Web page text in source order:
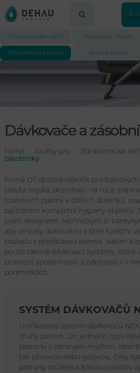
E-
Zařízení sociální péče Restaurace, hotely
Zdravotnická zařízení Veřejná správa
Dávkovače a
home Služby pro Zdravotnická
zásobníky
Firma DT dodává několik produktových
tekutá mýdla, dezinfekcí na ruce,
toaletních papírů a dalších doplňků,
zajištěním kompletní hygieny objektů.
svým designem, technickým či
aby se staly dokonalou a plně funkční
souladu s představou klienta. Našim
pouze takové dávkovací systémy, které
provozní spolehlivostí a odolností i v
podmínkách.
SYSTÉM DÁVKOVAČŮ
Unifikovaný systém dávkovačů
druhy patron. Do jednoho typu
patronu s pěnovým mýdlem,
tak pěnovou nebo gelovou. Díky
patrony můžete kdykoliv patronu